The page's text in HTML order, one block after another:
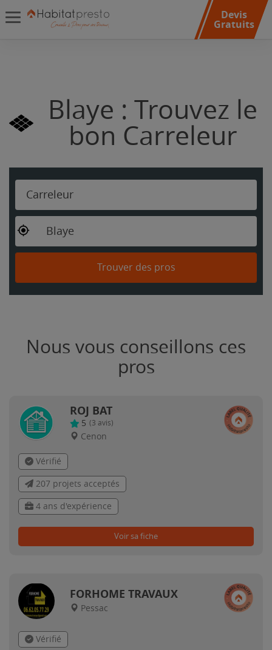
Devis
Gratuits
Blaye : Trouvez le
bon Carreleur
Carreleur
Blaye
Trouver des pros
Nous vous conseillons ces
pros
ROJ BAT
5 (3 avis)
Cenon
Vérifié
207 projets acceptés
4 ans d'expérience
Voir sa fiche
FORHOME TRAVAUX
Pessac
Vérifié